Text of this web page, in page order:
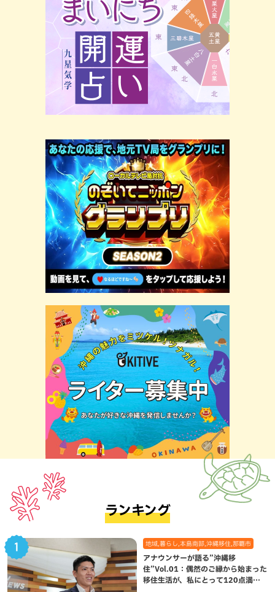
ランキング
地域,暮らし,本島南部,沖縄移住,那覇市
アナウンサーが語る”沖縄移
住”Vol.01：偶然のご縁から始まった
移住生活が、私にとって120点満点